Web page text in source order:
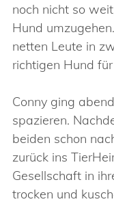
noch nicht so
Hund
netten Leute in
richtigen Hund
Conny ging
spazieren.
beiden schon
zurück ins
Gesellschaft in
trocken und